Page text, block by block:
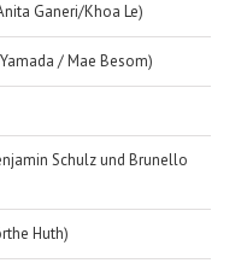
Ganeri/Khoa Le)
/ Mae Besom)
Schulz und Brunello
Huth)